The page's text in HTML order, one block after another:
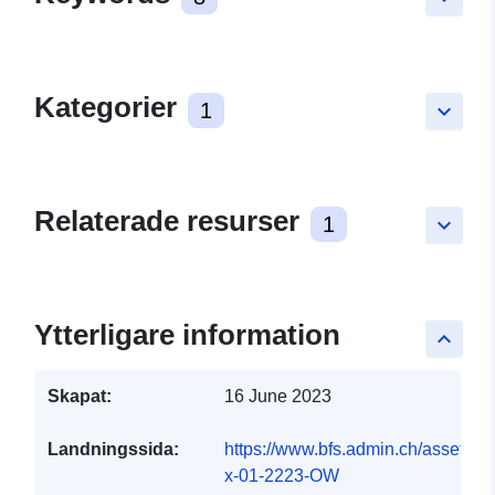
keyboard_arrow_down
Kategorier 1
keyboard_arrow_down
Relaterade resurser 1
keyboard_arrow_up
Ytterligare information
Skapat: 16 June 2023
Landningssida:
https://www.bfs.admin.ch/asset/
x-01-2223-OW